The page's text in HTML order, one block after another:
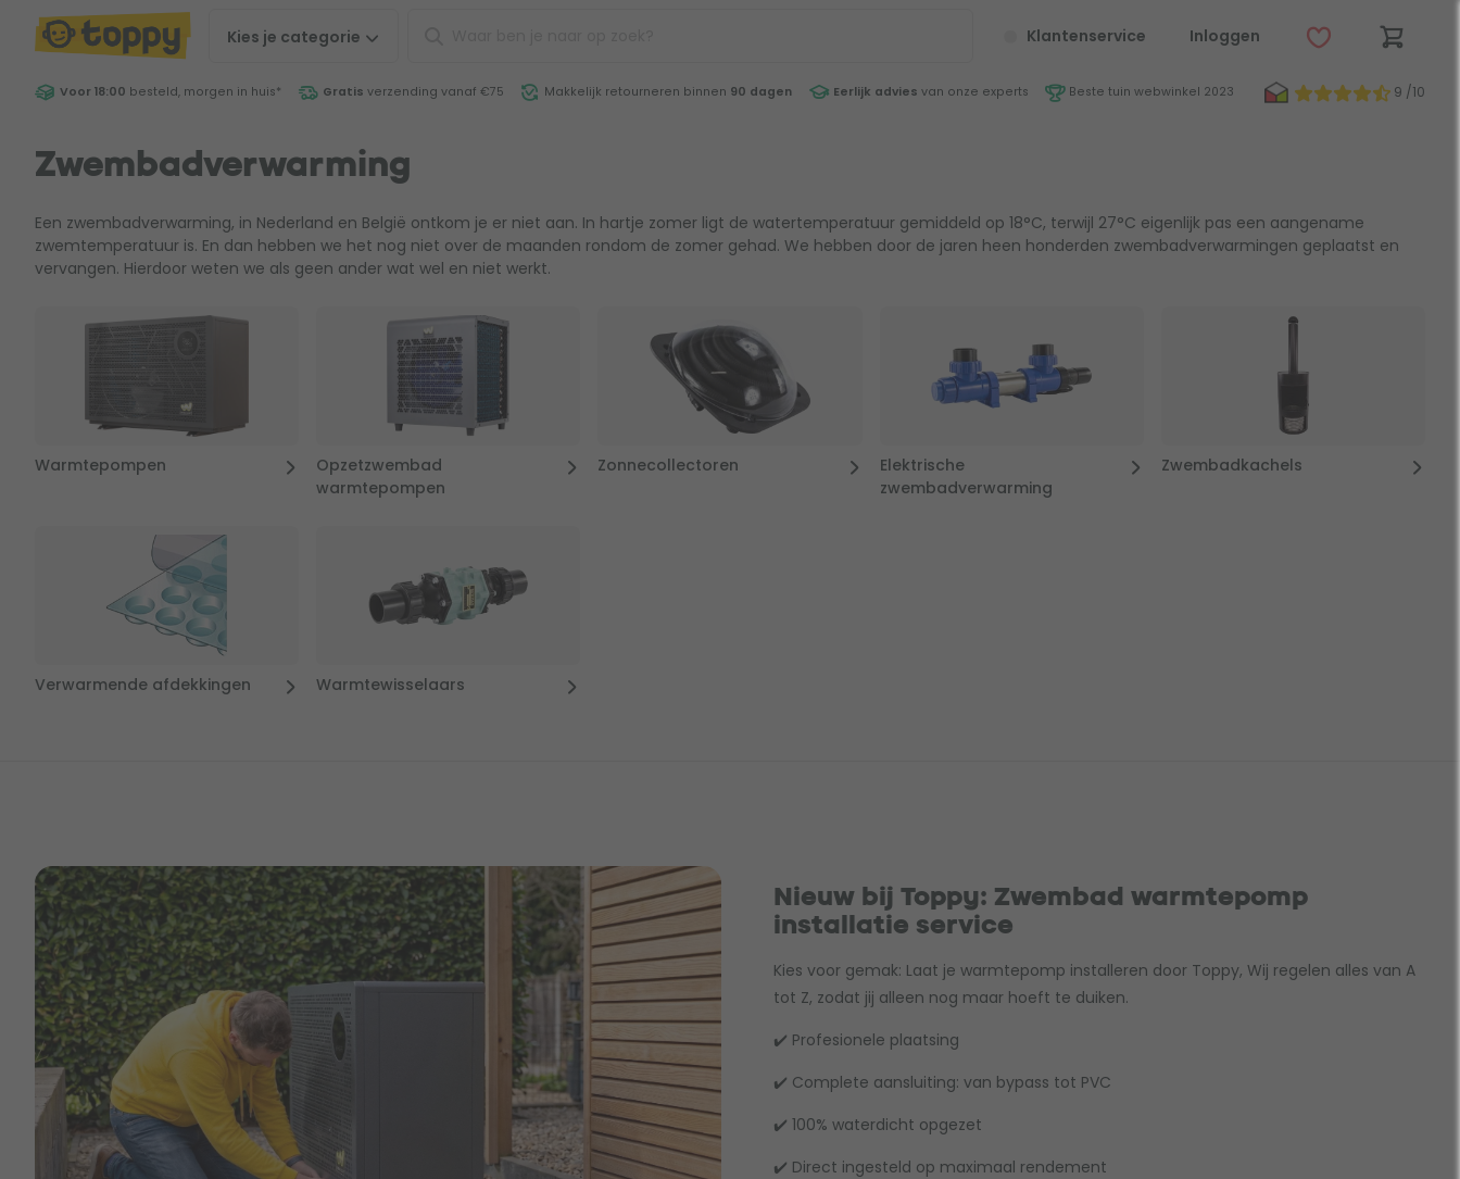
Kies je categorie Klantenservice Inloggen
Voor 18:00 besteld, morgen in huis* Gratis verzending vanaf €75 Makkelijk retourneren binnen 90 dagen Eerlijk advies van onze experts Beste tuin webwinkel 2023 9 /10
Zwembadverwarming
Een zwembadverwarming, in Nederland en België ontkom je er niet aan. In hartje zomer ligt de watertemperatuur gemiddeld op 18°C, terwijl 27°C eigenlijk pas een aangename
zwemtemperatuur is. En dan hebben we het nog niet over de maanden rondom de zomer gehad. We hebben door de jaren heen honderden zwembadverwarmingen geplaatst en
vervangen. Hierdoor weten we als geen ander wat wel en niet werkt.
Warmtepompen
Opzetzwembad
warmtepompen
Zonnecollectoren
Elektrische
zwembadverwarming
Zwembadkachels
Verwarmende afdekkingen Warmtewisselaars
Nieuw bij Toppy: Zwembad warmtepomp
installatie service
Kies voor gemak: Laat je warmtepomp installeren door Toppy, Wij regelen alles van A
tot Z, zodat jij alleen nog maar hoeft te duiken.
✔️ Profesionele plaatsing
✔️ Complete aansluiting: van bypass tot PVC
✔️ 100% waterdicht opgezet
✔️ Direct ingesteld op maximaal rendement